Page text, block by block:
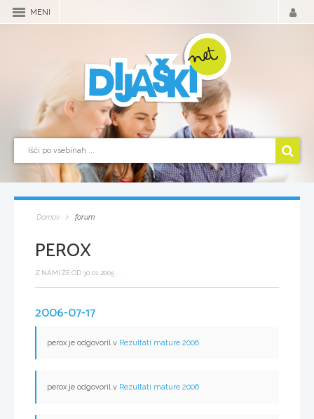
MENI
Domov forum
PEROX
Z NAMI ŽE OD 30.01.2005 ...
2006-07-17
perox je odgovoril v Rezultati mature 2006
perox je odgovoril v Rezultati mature 2006